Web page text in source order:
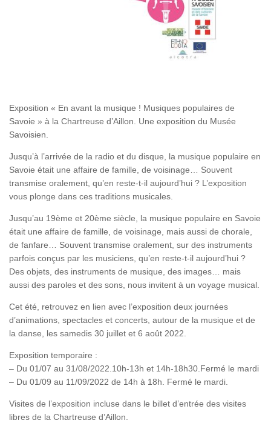
Exposition « En avant la musique ! Musiques populaires de
Savoie » à la Chartreuse d’Aillon. Une exposition du Musée
Savoisien.
Jusqu’à l’arrivée de la radio et du disque, la musique populaire en
Savoie était une affaire de famille, de voisinage… Souvent
transmise oralement, qu’en reste-t-il aujourd’hui ? L’exposition
vous plonge dans ces traditions musicales.
Jusqu’au 19ème et 20ème siècle, la musique populaire en Savoie
était une affaire de famille, de voisinage, mais aussi de chorale,
de fanfare… Souvent transmise oralement, sur des instruments
parfois conçus par les musiciens, qu’en reste-t-il aujourd’hui ?
Des objets, des instruments de musique, des images… mais
aussi des paroles et des sons, nous invitent à un voyage musical.
Cet été, retrouvez en lien avec l’exposition deux journées
d’animations, spectacles et concerts, autour de la musique et de
la danse, les samedis 30 juillet et 6 août 2022.
Exposition temporaire :
– Du 01/07 au 31/08/2022.10h-13h et 14h-18h30.Fermé le mardi
– Du 01/09 au 11/09/2022 de 14h à 18h. Fermé le mardi.
Visites de l’exposition incluse dans le billet d’entrée des visites
libres de la Chartreuse d’Aillon.